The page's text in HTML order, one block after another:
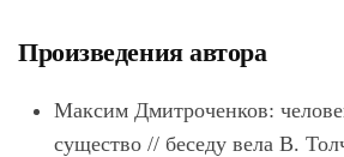
Произведения автора
Максим Дмитроченков:
существо // беседу вела В.